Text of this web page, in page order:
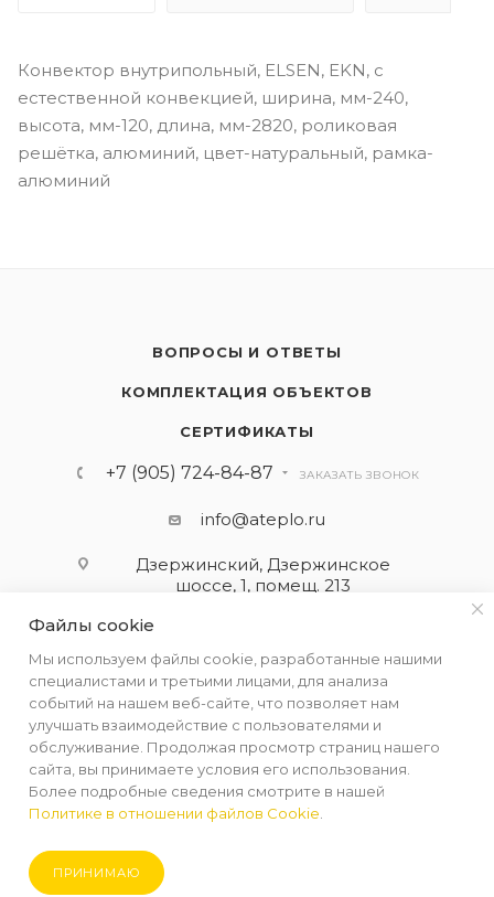
Конвектор внутрипольный, ELSEN, EKN, с
естественной конвекцией, ширина, мм-240,
высота, мм-120, длина, мм-2820, роликовая
решётка, алюминий, цвет-натуральный, рамка-
алюминий
ВОПРОСЫ И ОТВЕТЫ
КОМПЛЕКТАЦИЯ ОБЪЕКТОВ
СЕРТИФИКАТЫ
+7 (905) 724-84-87 ЗАКАЗАТЬ ЗВОНОК
info@ateplo.ru
Дзержинский, Дзержинское
шоссе, 1, помещ. 213
ПОЛИТИКА КОНФИДЕНЦИАЛЬНОСТИ
2026 © ООО "АЛЬФА-ТЕРМ КОМПЛЕКТ"
Файлы cookie
Мы используем файлы cookie, разработанные нашими
специалистами и третьими лицами, для анализа
событий на нашем веб-сайте, что позволяет нам
улучшать взаимодействие с пользователями и
обслуживание. Продолжая просмотр страниц нашего
сайта, вы принимаете условия его использования.
Более подробные сведения смотрите в нашей
Политике в отношении файлов Cookie
ПРИНИМАЮ